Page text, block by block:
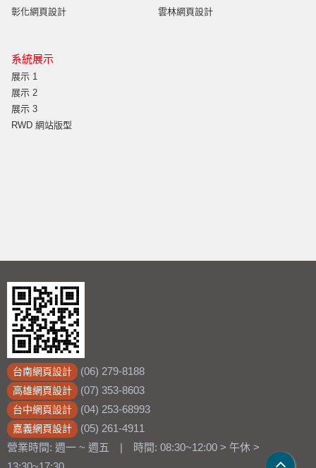
彰化網頁設計
雲林網頁設計
系統展示
展示 1
展示 2
展示 3
RWD 網站版型
台南網頁設計 (06) 279-8188
高雄網頁設計 (07) 353-8603
台中網頁設計 (04) 253-68993
嘉義網頁設計
(05) 261-4911
營業時間: 週一 ~ 週五 | 時間: 08:30~12:00 > 午休 >